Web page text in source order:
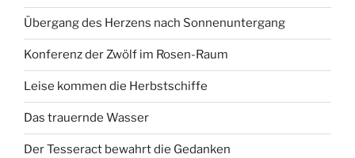
Übergang des Herzens nach Sonnenuntergang
Konferenz der Zwölf im Rosen-Raum
Leise kommen die Herbstschiffe
Das trauernde Wasser
Der Tesseract bewahrt die Gedanken